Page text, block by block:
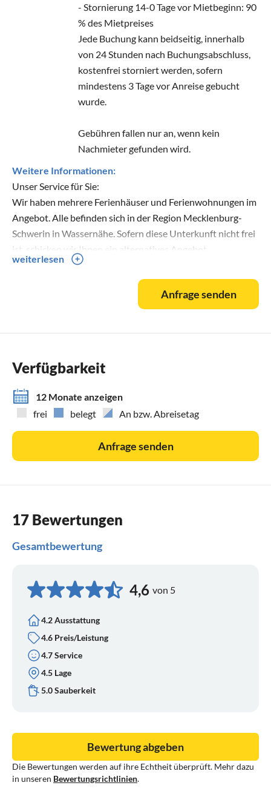
- Stornierung 14-0 Tage vor Mietbeginn: 90
% des Mietpreises
Jede Buchung kann beidseitig, innerhalb
von 24 Stunden nach Buchungsabschluss,
kostenfrei storniert werden, sofern
mindestens 3 Tage vor Anreise gebucht
wurde.
Gebühren fallen nur an, wenn kein
Nachmieter gefunden wird.
Weitere Informationen:
Unser Service für Sie:
Wir haben mehrere Ferienhäuser und Ferienwohnungen im
Angebot. Alle befinden sich in der Region Mecklenburg-
Schwerin in Wassernähe. Sofern diese Unterkunft nicht frei
ist, schicken wir Ihnen ein alternatives Angebot.
Telefonisch unter 0385/77883851 anfragen.
weiterlesen
Anfrage senden
Verfügbarkeit
12 Monate anzeigen
frei
belegt An bzw. Abreisetag
Anfrage senden
17 Bewertungen
Gesamtbewertung
4,6 von 5
4.2 Ausstattung
4.6 Preis/Leistung
4.7 Service
4.5 Lage
5.0 Sauberkeit
Die Bewertungen werden auf ihre Echtheit überprüft. Mehr dazu
in unseren Bewertungsrichtlinien.
Bewertung abgeben